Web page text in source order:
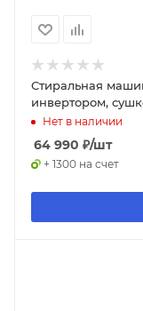
Стиральная
инвертором,
Нет в наличии
64 990 ₽/шт
+ 1300 на счет